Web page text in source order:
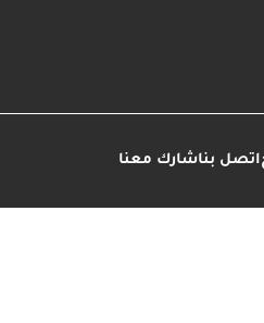
اتصل بناشارك معنا